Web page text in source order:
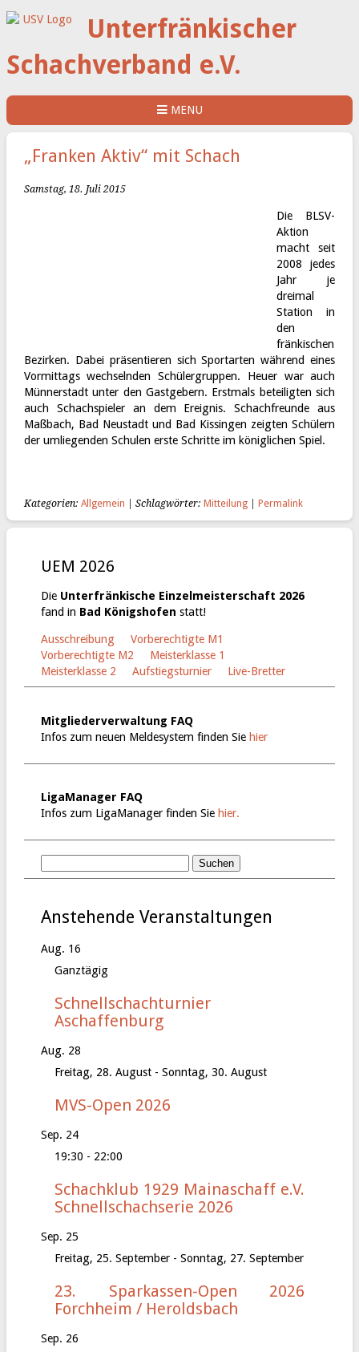
Unterfränkischer
Schachverband e.V.
MENU
„Franken Aktiv“ mit Schach
Samstag, 18. Juli 2015
Die BLSV-
Aktion
macht seit
2008 jedes
Jahr je
dreimal
Station in
den
fränkischen
Bezirken. Dabei präsentieren sich Sportarten während eines
Vormittags wechselnden Schülergruppen. Heuer war auch
Münnerstadt unter den Gastgebern. Erstmals beteiligten sich
auch Schachspieler an dem Ereignis. Schachfreunde aus
Maßbach, Bad Neustadt und Bad Kissingen zeigten Schülern
der umliegenden Schulen erste Schritte im königlichen Spiel.
Kategorien: Allgemein | Schlagwörter: Mitteilung| Permalink
UEM 2026
Die Unterfränkische Einzelmeisterschaft 2026
fand in Bad Königshofen statt!
Ausschreibung
Vorberechtigte M1
Vorberechtigte M2
Meisterklasse 1
Meisterklasse 2
Aufstiegsturnier Live-Bretter
Mitgliederverwaltung FAQ
Infos zum neuen Meldesystem finden Sie hier
LigaManager FAQ
Infos zum LigaManager finden Sie hier.
Anstehende Veranstaltungen
Aug. 16
Ganztägig
Schnellschachturnier
Aschaffenburg
Aug. 28
Freitag, 28. August -Sonntag, 30. August
MVS-Open 2026
Sep. 24
19:30 - 22:00
Schachklub 1929 Mainaschaff e.V.
Schnellschachserie 2026
Sep. 25
Freitag, 25. September -Sonntag, 27. September
23. Sparkassen-Open 2026
Forchheim / Heroldsbach
Sep. 26